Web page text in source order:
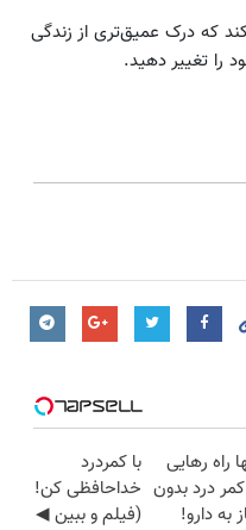
که درک عمیق‌تری از زندگی
را تغییر دهید.
راه رهایی
کمر درد بدون
به دارو!
با کمردرد
خداحافظی کن!
(فیلم و ببین ◀